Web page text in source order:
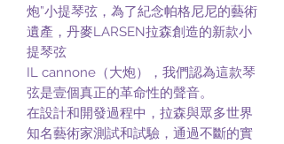
炮”小提琴弦，為了紀念帕格尼尼的藝術
遺產，丹麥LARSEN拉森創造的新款小
提琴弦
IL cannone（大炮），我們認為這款琴
弦是壹個真正的革命性的聲音。
在設計和開發過程中，拉森與眾多世界
知名藝術家測試和試驗，通過不斷的實